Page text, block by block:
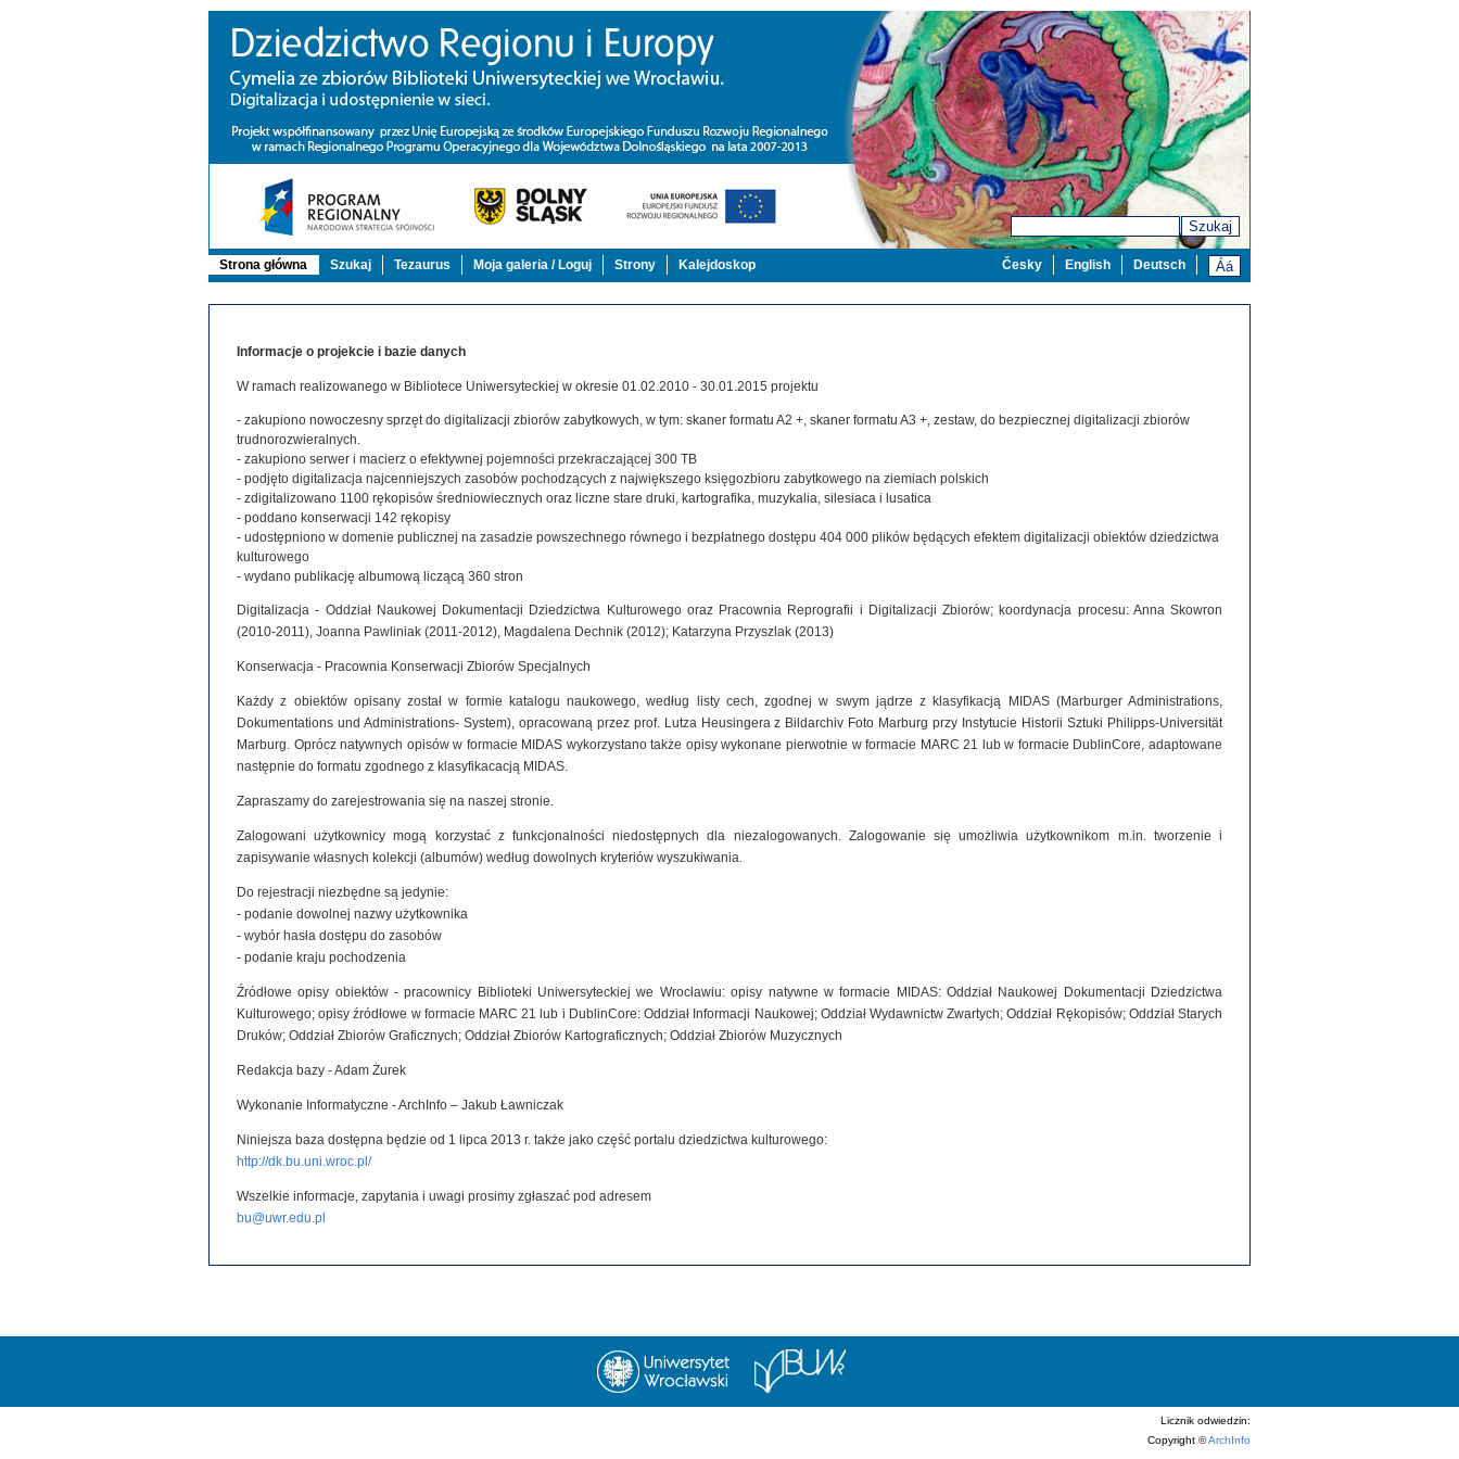
Szukaj
Strona główna Szukaj Tezaurus Moja galeria / Loguj Strony Kalejdoskop Deutsch
English
Česky
Informacje o projekcie i bazie danych
W ramach realizowanego w Bibliotece Uniwersyteckiej w okresie 01.02.2010 - 30.01.2015 projektu
- zakupiono nowoczesny sprzęt do digitalizacji zbiorów zabytkowych, w tym: skaner formatu A2 +, skaner formatu A3 +, zestaw, do bezpiecznej digitalizacji zbiorów
trudnorozwieralnych.
- zakupiono serwer i macierz o efektywnej pojemności przekraczającej 300 TB
- podjęto digitalizacja najcenniejszych zasobów pochodzących z największego księgozbioru zabytkowego na ziemiach polskich
- zdigitalizowano 1100 rękopisów średniowiecznych oraz liczne stare druki, kartografika, muzykalia, silesiaca i lusatica
- poddano konserwacji 142 rękopisy
- udostępniono w domenie publicznej na zasadzie powszechnego równego i bezpłatnego dostępu 404 000 plików będących efektem digitalizacji obiektów dziedzictwa
kulturowego
- wydano publikację albumową liczącą 360 stron
Digitalizacja - Oddział Naukowej Dokumentacji Dziedzictwa Kulturowego oraz Pracownia Reprografii i Digitalizacji Zbiorów; koordynacja procesu: Anna Skowron
(2010-2011), Joanna Pawliniak (2011-2012), Magdalena Dechnik (2012); Katarzyna Przyszlak (2013)
Konserwacja - Pracownia Konserwacji Zbiorów Specjalnych
Każdy z obiektów opisany został w formie katalogu naukowego, według listy cech, zgodnej w swym jądrze z klasyfikacją MIDAS (Marburger Administrations,
Dokumentations und Administrations- System), opracowaną przez prof. Lutza Heusingera z Bildarchiv Foto Marburg przy Instytucie Historii Sztuki Philipps-Universität
Marburg. Oprócz natywnych opisów w formacie MIDAS wykorzystano także opisy wykonane pierwotnie w formacie MARC 21 lub w formacie DublinCore, adaptowane
następnie do formatu zgodnego z klasyfikacacją MIDAS.
Zapraszamy do zarejestrowania się na naszej stronie.
Zalogowani użytkownicy mogą korzystać z funkcjonalności niedostępnych dla niezalogowanych. Zalogowanie się umożliwia użytkownikom m.in. tworzenie i
zapisywanie własnych kolekcji (albumów) według dowolnych kryteriów wyszukiwania.
Do rejestracji niezbędne są jedynie:
- podanie dowolnej nazwy użytkownika
- wybór hasła dostępu do zasobów
- podanie kraju pochodzenia
Źródłowe opisy obiektów - pracownicy Biblioteki Uniwersyteckiej we Wrocławiu: opisy natywne w formacie MIDAS: Oddział Naukowej Dokumentacji Dziedzictwa
Kulturowego; opisy źródłowe w formacie MARC 21 lub i DublinCore: Oddział Informacji Naukowej; Oddział Wydawnictw Zwartych; Oddział Rękopisów; Oddział Starych
Druków; Oddział Zbiorów Graficznych; Oddział Zbiorów Kartograficznych; Oddział Zbiorów Muzycznych
Redakcja bazy - Adam Żurek
Wykonanie Informatyczne - ArchInfo – Jakub Ławniczak
Niniejsza baza dostępna będzie od 1 lipca 2013 r. także jako część portalu dziedzictwa kulturowego:
http://dk.bu.uni.wroc.pl/
Wszelkie informacje, zapytania i uwagi prosimy zgłaszać pod adresem
bu@uwr.edu.pl
Licznik odwiedzin:
Copyright ©ArchInfo